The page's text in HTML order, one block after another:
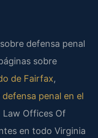
defensa penal
sobre
de Fairfax,
defensa penal en el
Law Offices Of
en todo Virginia